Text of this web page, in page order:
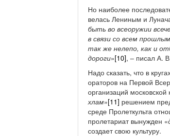
Но наиболее
велась Лениным и
быть во всеоружии
в связи со всем
так же нелепо, как и
дороги»[10], – писал А.
Надо сказать, что в
ораторов на Первой
организаций
хлам»[11] решением
среде Пролеткульта
пролетариат вынужден «
создает свою культуру.